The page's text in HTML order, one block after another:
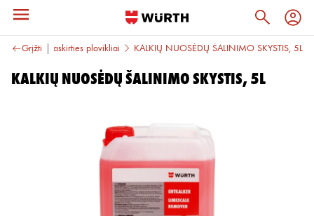
Grįžti
Specialios paskirties plovikliai KALKIŲ NUOSĖDŲ ŠALINIMO SKYSTIS, 5L
KALKIŲ NUOSĖDŲ ŠALINIMO SKYSTIS, 5L